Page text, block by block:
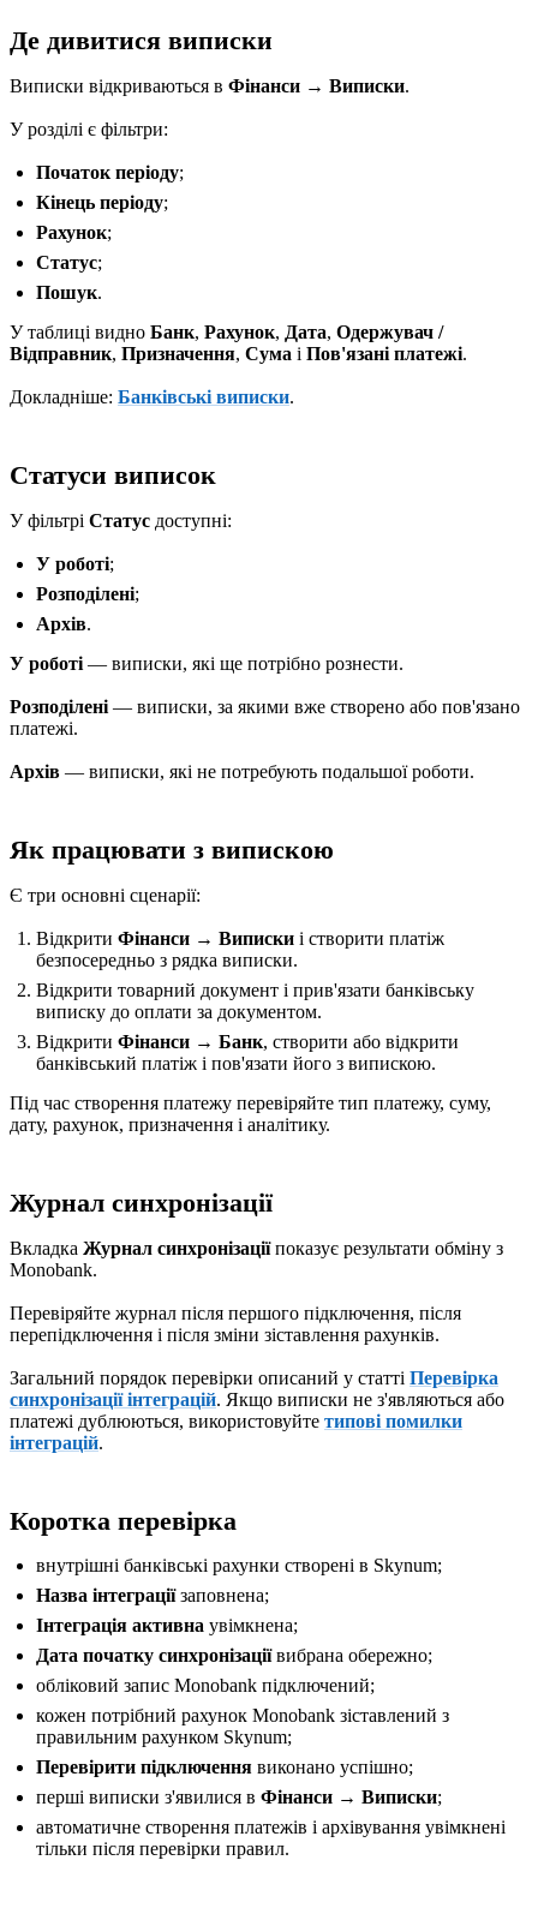
Де дивитися виписки
Виписки відкриваються в Фінанси → Виписки.
У розділі є фільтри:
Початок періоду;
Кінець періоду;
Рахунок;
Статус;
Пошук.
У таблиці видно Банк, Рахунок, Дата, Одержувач /
Відправник, Призначення, Сума і Пов'язані платежі.
Докладніше: Банківські виписки.
Статуси виписок
У фільтрі Статус доступні:
У роботі;
Розподілені;
Архів.
У роботі — виписки, які ще потрібно рознести.
Розподілені — виписки, за якими вже створено або пов'язано
платежі.
Архів — виписки, які не потребують подальшої роботи.
Як працювати з випискою
Є три основні сценарії:
Відкрити Фінанси → Випискиі створити платіж
безпосередньо з рядка виписки.
Відкрити товарний документ і прив'язати банківську
виписку до оплати за документом.
Відкрити Фінанси → Банк, створити або відкрити
банківський платіж і пов'язати його з випискою.
Під час створення платежу перевіряйте тип платежу, суму,
дату, рахунок, призначення і аналітику.
Журнал синхронізації
Вкладка Журнал синхронізаціїпоказує результати обміну з
Monobank.
Перевіряйте журнал після першого підключення, після
перепідключення і після зміни зіставлення рахунків.
Загальний порядок перевірки описаний у статті Перевірка
синхронізації інтеграцій. Якщо виписки не з'являються або
платежі дублюються, використовуйте типові помилки
інтеграцій.
Коротка перевірка
внутрішні банківські рахунки створені в Skynum;
Назва інтеграціїзаповнена;
Інтеграція активна увімкнена;
Дата початку синхронізаціївибрана обережно;
обліковий запис Monobank підключений;
кожен потрібний рахунок Monobank зіставлений з
правильним рахунком Skynum;
Перевірити підключеннявиконано успішно;
перші виписки з'явилися в Фінанси → Виписки;
автоматичне створення платежів і архівування увімкнені
тільки після перевірки правил.